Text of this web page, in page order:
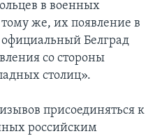
в военных
же, их появление в
официальный Белград
со стороны
столиц».
присоединяться к
российским